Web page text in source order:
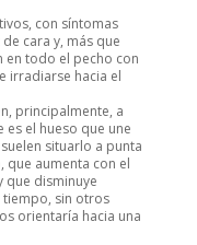
con síntomas
cara y, más que
todo el pecho con
irradiarse hacia el
principalmente, a
el hueso que une
situarlo a punta
que aumenta con el
disminuye
sin otros
orientaría hacia una